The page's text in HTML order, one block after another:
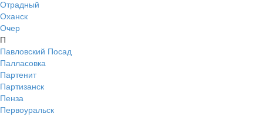
Отрадный
Оханск
Очер
П
Павловский Посад
Палласовка
Партенит
Партизанск
Пенза
Первоуральск